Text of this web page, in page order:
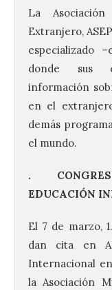
La
Extranjero,
especializado
donde sus
información
en el
demás
el mundo.
.
EDUCACIÓN
El 7 de marzo,
dan cita en
Internacional
la Asociación